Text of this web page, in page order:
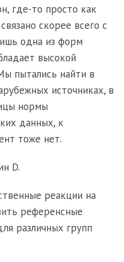
где-то просто как
скорее всего с
одна из форм
высокой
пытались найти в
источниках, в
нормы
данных, к
тоже нет.
D.
реакции на
референсные
различных групп